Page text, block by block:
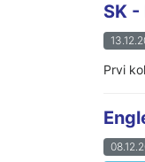
SK
Prvi